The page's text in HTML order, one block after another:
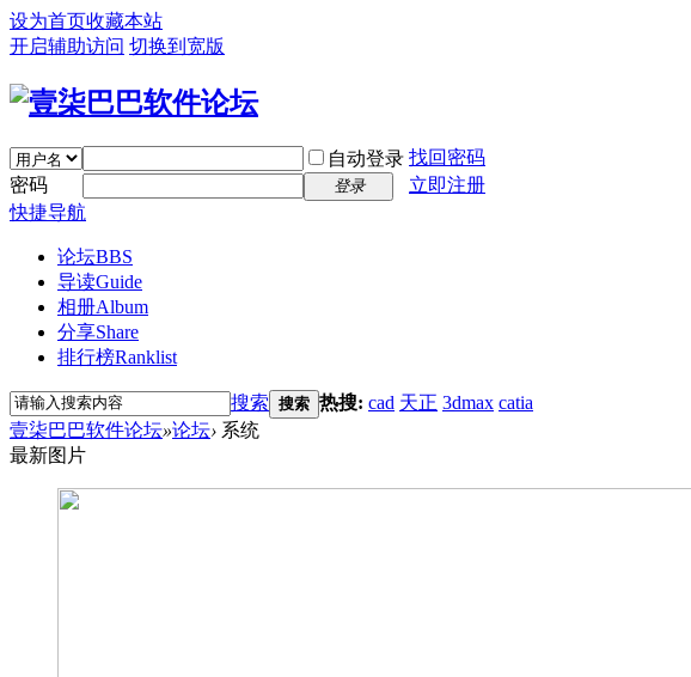
设为首页收藏本站
开启辅助访问 切换到宽版
自动登录 找回密码
密码
登录
立即注册
快捷导航
论坛BBS
导读Guide
相册Album
分享Share
排行榜Ranklist
搜索 搜索 热搜: cad 天正 3dmax catia
壹柒巴巴软件论坛»论坛› 系统
最新图片